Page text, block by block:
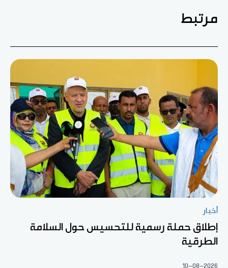
مرتبط
أخبار
إطلاق حملة رسمية للتحسيس حول السلامة
الطرقية
10-08-2026